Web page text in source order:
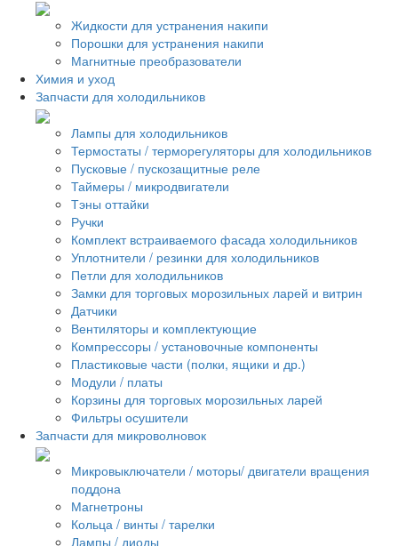
Жидкости для устранения накипи
Порошки для устранения накипи
Магнитные преобразователи
Химия и уход
Запчасти для холодильников
Лампы для холодильников
Термостаты / терморегуляторы для холодильников
Пусковые / пускозащитные реле
Таймеры / микродвигатели
Тэны оттайки
Ручки
Комплект встраиваемого фасада холодильников
Уплотнители / резинки для холодильников
Петли для холодильников
Замки для торговых морозильных ларей и витрин
Датчики
Вентиляторы и комплектующие
Компрессоры / установочные компоненты
Пластиковые части (полки, ящики и др.)
Модули / платы
Корзины для торговых морозильных ларей
Фильтры осушители
Запчасти для микроволновок
Микровыключатели / моторы/ двигатели вращения
поддона
Магнетроны
Кольца / винты / тарелки
Лампы / диоды